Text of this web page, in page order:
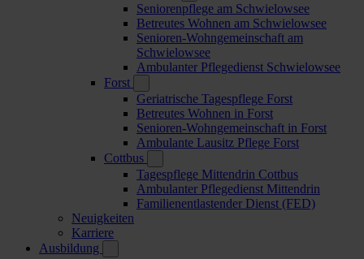
Seniorenpflege am Schwielowsee
Betreutes Wohnen am Schwielowsee
Senioren-Wohngemeinschaft am
Schwielowsee
Ambulanter Pflegedienst Schwielowsee
Forst
Geriatrische Tagespflege Forst
Betreutes Wohnen in Forst
Senioren-Wohngemeinschaft in Forst
Ambulante Lausitz Pflege Forst
Cottbus
Tagespflege Mittendrin Cottbus
Ambulanter Pflegedienst Mittendrin
Familienentlastender Dienst (FED)
Neuigkeiten
Karriere
Ausbildung